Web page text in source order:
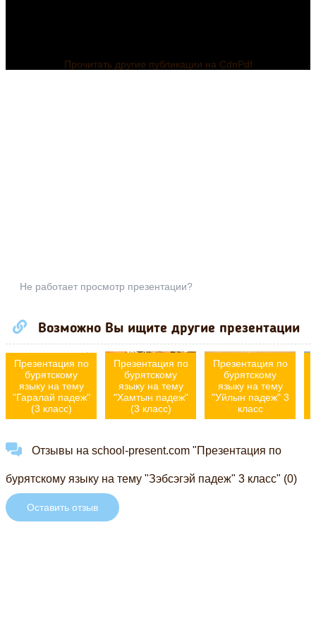
Прочитать другие публикации на CdnPdf
Не работает просмотр презентации?
Возможно Вы ищите другие презентации
Презентация по
бурятскому
языку на тему
"Гаралай падеж"
(3 класс)
Презентация по
бурятскому
языку на тему
"Хамтын падеж"
(3 класс)
Презентация по
бурятскому
языку на тему
"Уйлын падеж" 3
класс
Отзывы на school-present.com "Презентация по
бурятскому языку на тему "Зэбсэгэй падеж" 3 класс" (0)
Оставить отзыв